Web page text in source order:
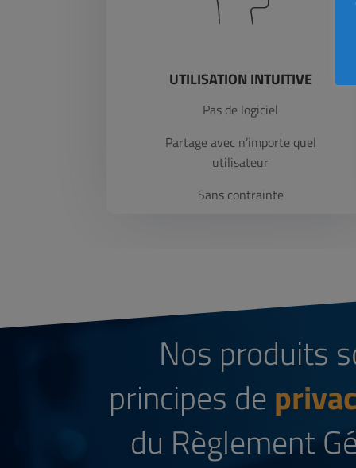
UTILISATION INTUITIVE
Pas de logiciel
Partage avec n’importe quel
utilisateur
Sans contrainte
Nos produits
principes de
du Règlement